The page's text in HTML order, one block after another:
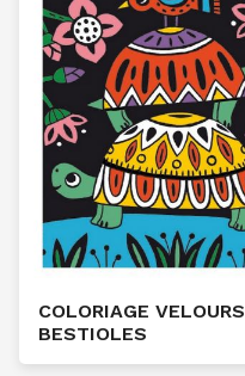
COLORIAGE VELOURS
BESTIOLES